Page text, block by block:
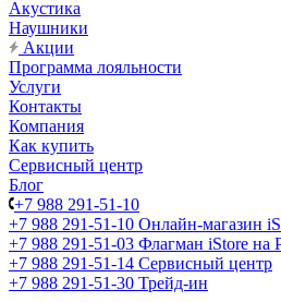
Акустика
Наушники
Акции
Программа лояльности
Услуги
Контакты
Компания
Как купить
Сервисный центр
Блог
+7 988 291-51-10
+7 988 291-51-10 Онлайн-магазин
+7 988 291-51-03 Флагман iStore на
+7 988 291-51-14 Сервисный центр
+7 988 291-51-30 Трейд-ин